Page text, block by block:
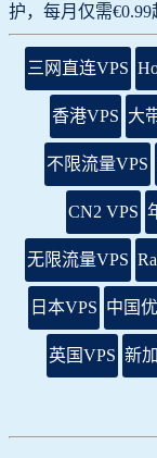
护，每月仅需€0.99
三网直连VPS
香港VPS 大
不限流量VPS
CN2 VPS
无限流量VPS
日本VPS 中国
英国VPS 新